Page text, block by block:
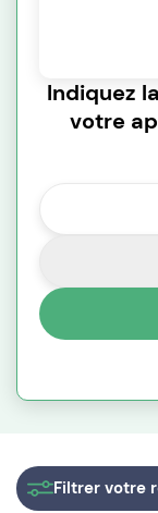
Indiquez
votre
Filtrer votre